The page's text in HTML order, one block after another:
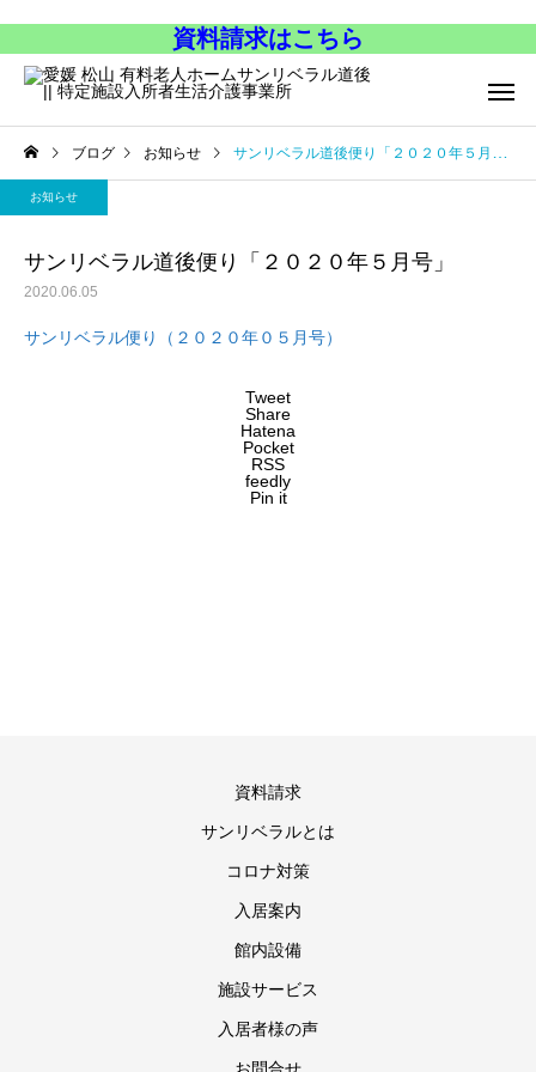
資料請求はこちら
ブログ お知らせ サンリベラル道後便り「２０２０年５月号」
お知らせ
サンリベラル道後便り「２０２０年５月号」
2020.06.05
サンリベラル便り（２０２０年０５月号）
Tweet
Share
Hatena
Pocket
RSS
feedly
Pin it
資料請求
サンリベラルとは
コロナ対策
入居案内
館内設備
施設サービス
入居者様の声